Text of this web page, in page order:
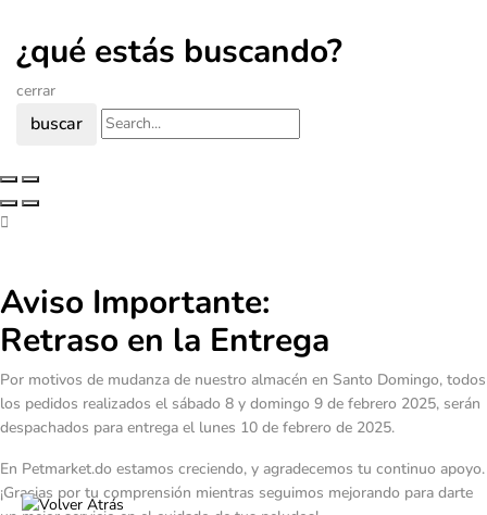
¿qué estás buscando?
cerrar
buscar
Aviso Importante:
Retraso en la Entrega
Por motivos de mudanza de nuestro almacén en Santo Domingo, todos
los pedidos realizados el sábado 8 y domingo 9 de febrero 2025, serán
despachados para entrega el lunes 10 de febrero de 2025.
En Petmarket.do estamos creciendo, y agradecemos tu continuo apoyo.
¡Gracias por tu comprensión mientras seguimos mejorando para darte